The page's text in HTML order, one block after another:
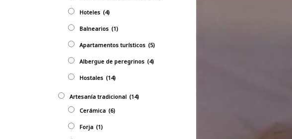
Hoteles (4)
Balnearios (1)
Apartamentos turísticos (5)
Albergue de peregrinos (4)
Hostales (14)
Artesaní­a tradicional (14)
Cerámica (6)
Forja (1)